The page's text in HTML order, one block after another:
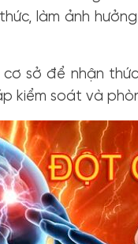
làm ảnh
sở để nhận
kiểm soát và